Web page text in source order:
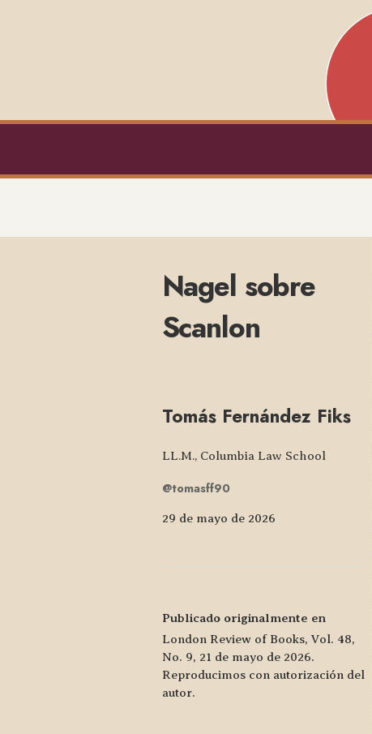
Nagel sobre
Scanlon
Tomás Fernández Fiks
LL.M., Columbia Law School
@tomasff90
29 de mayo de 2026
Publicado originalmente en
London Review of Books, Vol. 48,
No. 9, 21 de mayo de 2026.
Reproducimos con autorización del
autor.